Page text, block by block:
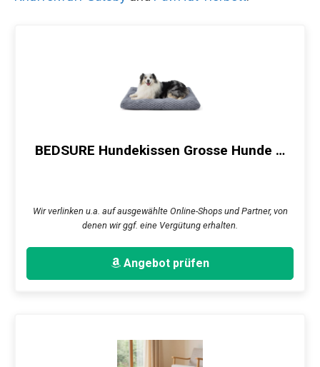
BEDSURE Hundekissen Grosse Hunde …
Wir verlinken u.a. auf ausgewählte Online-Shops und Partner, von
denen wir ggf. eine Vergütung erhalten.
Angebot prüfen